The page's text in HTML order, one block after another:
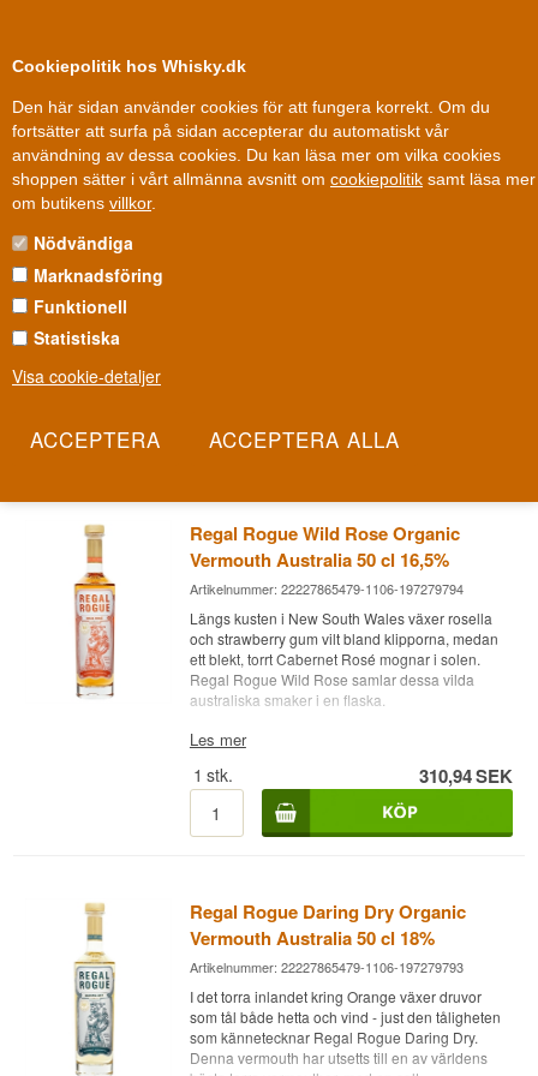
Cookiepolitik hos Whisky.dk
Den här sidan använder cookies för att fungera korrekt. Om du
fortsätter att surfa på sidan accepterar du automatiskt vår
användning av dessa cookies. Du kan läsa mer om vilka cookies
shoppen sätter i vårt allmänna avsnitt om cookiepolitik samt läsa mer
om butikens villkor.
Nödvändiga
Marknadsföring
Funktionell
Statistiska
Visa cookie-detaljer
Fri leverans Fri frakt vid 899 dkk
Vin»Vermouth»Regal Rogue Vermouth
REGAL ROGUE VERMOUTH
Regal Rogue är australisk vermouth med ett namn som säger allt:
kunglig i ambition, upprorisk i karaktär. Från vinlandet down under
konventionerna och istället bygger på lokala, australiska
tradition.
Regal Rogue Wild Rose Organic
Vermouth Australia 50 cl 16,5%
Artikelnummer: 22227865479-1106-197279794
Längs kusten i New South Wales växer rosella
och strawberry gum vilt bland klipporna, medan
ett blekt, torrt Cabernet Rosé mognar i solen.
Regal Rogue Wild Rose samlar dessa vilda
australiska smaker i en flaska.
Expertens beskrivning
Regal Rogue Wild Rose är en australisk
ekologisk vermouth med en styrka på 16,5%
alkohol, baserad på ekologisk Cabernet Rosé
från Orange-distriktet i New South Wales.
strawberry gum, rosella och Illawarra-plommon,
kompletterat med fruktkrydda, rabarber, vanilj och
och skapar en bro mellan fruktighet och krydda.
Smaknoter
Doft
Les mer
1 stk. 310,94SEK
Regal Rogue Daring Dry Organic
Vermouth Australia 50 cl 18%
Artikelnummer: 22227865479-1106-197279793
I det torra inlandet kring Orange växer druvor
som tål både hetta och vind - just den tåligheten
som kännetecknar Regal Rogue Daring Dry.
Denna vermouth har utsetts till en av världens